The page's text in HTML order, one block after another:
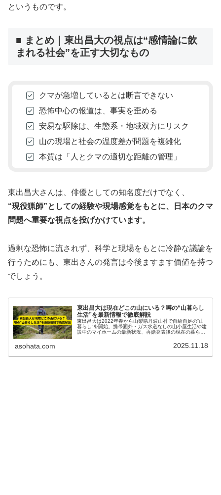
というものです。
■ まとめ｜東出昌大の視点は“感情論に飲
まれる社会”を正す大切なもの
クマが急増しているとは断言できない
恐怖中心の報道は、事実を歪める
安易な駆除は、生態系・地域双方にリスク
山の現場と社会の温度差が問題を複雑化
本質は「人とクマの適切な距離の管理」
東出昌大さんは、俳優としての知名度だけでなく、
“現役猟師”としての経験や現場感覚をもとに、日本のクマ
問題へ重要な視点を投げかけています。
過剰な恐怖に流されず、科学と現場をもとに冷静な議論を
行うためにも、東出さんの発言は今後ますます価値を持つ
でしょう。
東出昌大は現在どこの山にいる？噂の“山暮らし
生活”を最新情報で徹底解説
東出昌大は2022年春から山梨県丹波山村で自給自足の“山
暮らし”を開始。携帯圏外・ガス水道なしの山小屋生活や建
設中のマイホームの最新状況、再婚発表後の現在の暮らし
asohata.com 2025.11.18